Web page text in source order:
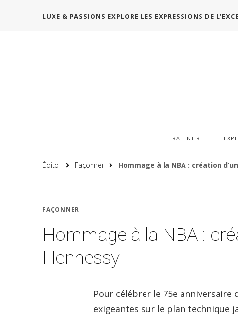
LUXE & PASSIONS EXPLORE LES EXPRESSIONS DE
RALENTIR
Édito Façonner Hommage à la NBA : création
FAÇONNER
Hommage à la NBA :
Hennessy
Pour célébrer le 75e anniversaire
exigeantes sur le plan technique